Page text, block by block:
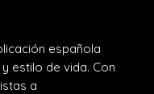
española
estilo de vida. Con
a